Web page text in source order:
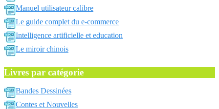
Manuel utilisateur calibre
Le guide complet du e-commerce
Intelligence artificielle et education
Le miroir chinois
Livres par catégorie
Bandes Dessinées
Contes et Nouvelles